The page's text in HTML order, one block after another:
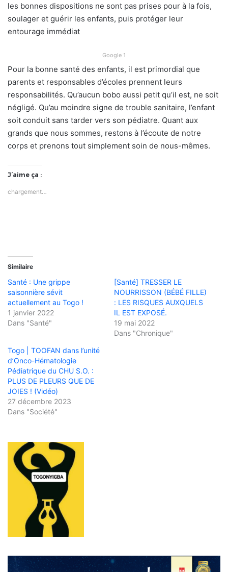
les bonnes dispositions ne sont pas prises pour à la fois,
soulager et guérir les enfants, puis protéger leur
entourage immédiat
Google 1
Pour la bonne santé des enfants, il est primordial que
parents et responsables d’écoles prennent leurs
responsabilités. Qu’aucun bobo aussi petit qu’il est, ne soit
négligé. Qu’au moindre signe de trouble sanitaire, l’enfant
soit conduit sans tarder vers son pédiatre. Quant aux
grands que nous sommes, restons à l’écoute de notre
corps et prenons tout simplement soin de nous-mêmes.
J’aime ça :
chargement…
Similaire
Santé : Une grippe
saisonnière sévit
actuellement au Togo !
1 janvier 2022
Dans "Santé"
[Santé] TRESSER LE
NOURRISSON (BÉBÉ FILLE)
: LES RISQUES AUXQUELS
IL EST EXPOSÉ.
19 mai 2022
Dans "Chronique"
Togo | TOOFAN dans l’unité
d’Onco-Hématologie
Pédiatrique du CHU S.O. :
PLUS DE PLEURS QUE DE
JOIES ! (Vidéo)
27 décembre 2023
Dans "Société"